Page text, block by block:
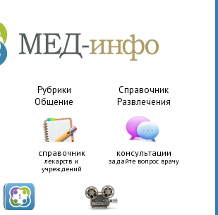
Рубрики
Справочник
Общение Развлечения
справочник
лекарств и
учреждений
консультации
задайте вопрос врачу